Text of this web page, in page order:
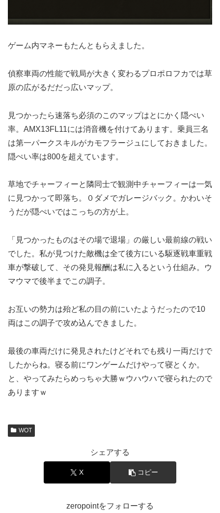
ゲーム内マネーもたんともらえました。
偵察車両の性能で戦局が大きく変わるプロポロフカでは草
原の広がるだだっ広いマップ。
見つかったら速落ち必須のこのマップはとにかく隠ぺい
率。AMX13FL11には消音機を付けてあります。乗員三名
は第一パークスキルがカモフラージュにしておきました。
隠ぺい率は800を超えています。
草地でチャーフィーと隣同士で観測中チャーフィーは一気
に見つかって即落ち。０ダメでガレージバック。かわいそ
うだが隠ぺいではこっちの方が上。
「見つかったものはその場で退場」の厳しい最前線の戦い
でした。私が見つけた敵機は全て後方にいる駆逐戦車重戦
車が撃破して、その発見報酬は私に入るという仕組み。ウ
マウマで後半までこの調子。
お互いの勢力は殆ど私の目の前にいたようだったので10
両はこの調子で攻め込んできました。
最後の車両だけに発見されたけどそれでも残り一両だけで
したからね。寝る前にワンゲームだけやって寝とくか。
と、やってみたらめっちゃ大勝ｗウハウハで寝られたので
ありますｗ
WOT
シェアする
X コピー
zeropointをフォローする